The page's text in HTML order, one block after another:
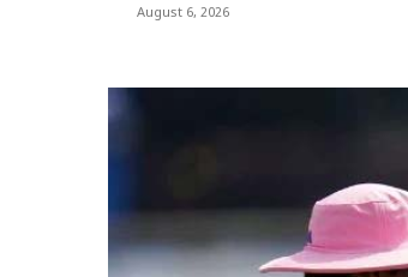
August 6, 2026